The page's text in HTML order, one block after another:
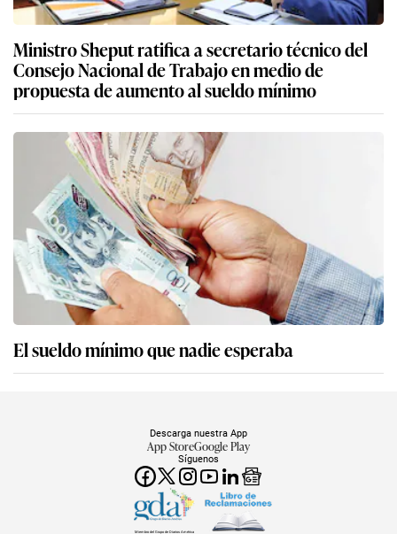
Ministro Sheput ratifica a secretario técnico del
Consejo Nacional de Trabajo en medio de
propuesta de aumento al sueldo mínimo
El sueldo mínimo que nadie esperaba
Síguenos
Descarga nuestra App
App StoreGoogle Play
Miembro del Grupo de Diarios América